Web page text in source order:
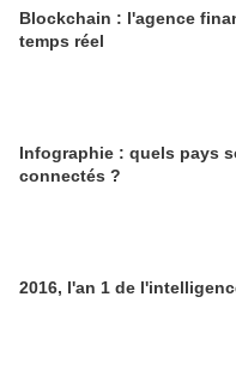
Blockchain : l'agence
temps réel
Infographie : quels pays
connectés ?
2016, l'an 1 de